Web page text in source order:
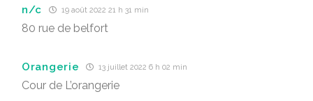
n/c 19 août 2022 21 h 31 min
80 rue de belfort
Orangerie 13 juillet 2022 6 h 02 min
Cour de L’orangerie